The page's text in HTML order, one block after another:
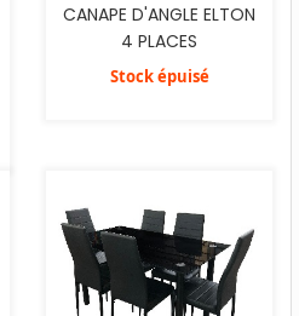
CANAPE D'ANGLE ELTON
4 PLACES
Stock épuisé